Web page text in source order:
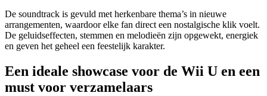
De soundtrack is gevuld met herkenbare thema’s in nieuwe
arrangementen, waardoor elke fan direct een nostalgische klik voelt.
De geluidseffecten, stemmen en melodieën zijn opgewekt, energiek
en geven het geheel een feestelijk karakter.
Een ideale showcase voor de Wii U en een
must voor verzamelaars